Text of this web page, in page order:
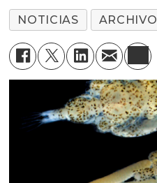
NOTICIAS ARCHIVO